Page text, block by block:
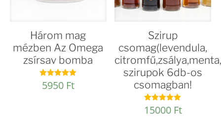
Három mag
mézben Az Omega
zsírsav bomba
Értékelés:
4.98
5950 Ft
Szirup
csomag(levendula,
szirupok 6db-os
csomagban!
Értékelés:
5.00
15000 Ft